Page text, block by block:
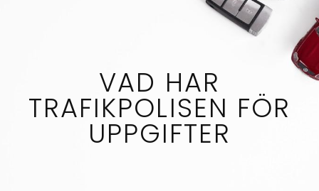
VAD HAR
TRAFIKPOLISEN FÖR
UPPGIFTER